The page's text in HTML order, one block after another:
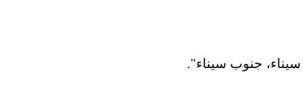
سيناء، جنوب سيناء".